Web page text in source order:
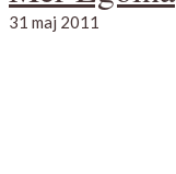
31 maj 2011